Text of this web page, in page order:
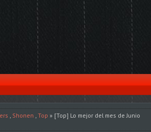
, Shonen , Top » [Top] Lo mejor del mes de Junio